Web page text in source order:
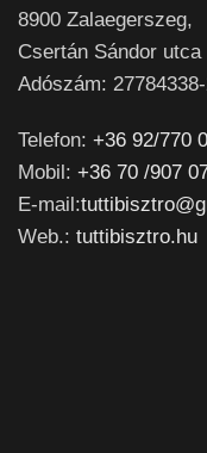
8900 Zalaegerszeg,
Csertán Sándor utca
Adószám:
Telefon: +36 92/770
Mobil: +36 70 /907
E-mail:
Web.: tuttibisztro.hu